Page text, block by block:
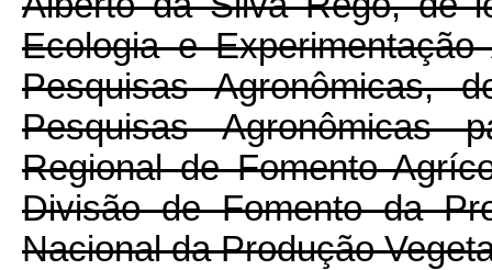
Ecologia e
Pesquisas Agronômicas,
Pesquisas Agronômicas
Regional de Fomento
Divisão de Fomento da
Nacional da Produção